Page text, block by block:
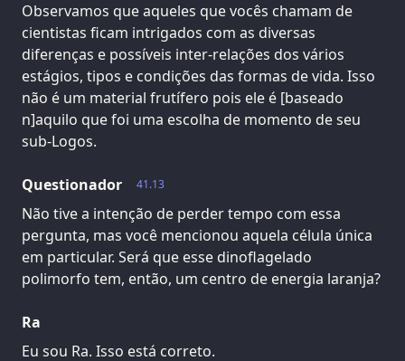
Observamos que aqueles que vocês chamam de
cientistas ficam intrigados com as diversas
diferenças e possíveis inter-relações dos vários
estágios, tipos e condições das formas de vida. Isso
não é um material frutífero pois ele é [baseado
n]aquilo que foi uma escolha de momento de seu
sub-Logos.
41.13
Questionador
Não tive a intenção de perder tempo com essa
pergunta, mas você mencionou aquela célula única
em particular. Será que esse dinoflagelado
polimorfo tem, então, um centro de energia laranja?
Ra
Eu sou Ra. Isso está correto.